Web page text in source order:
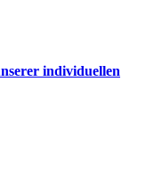
individuellen